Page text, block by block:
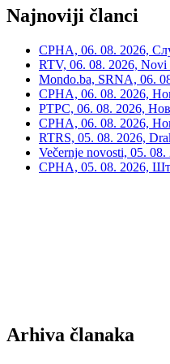
Najnoviji članci
СРНА, 06. 08. 2026,
RTV, 06. 08. 2026, Novi
Mondo.ba, SRNA, 06.
СРНА, 06. 08. 2026,
РТРС, 06. 08. 2026,
СРНА, 06. 08. 2026,
RTRS, 05. 08. 2026,
Večernje novosti, 05.
СРНА, 05. 08. 2026,
Arhiva članaka